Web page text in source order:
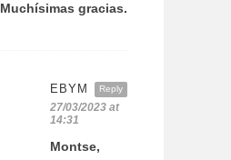
Muchísimas gracias.
Reply
EBYM
27/03/2023 at
14:31
Montse,